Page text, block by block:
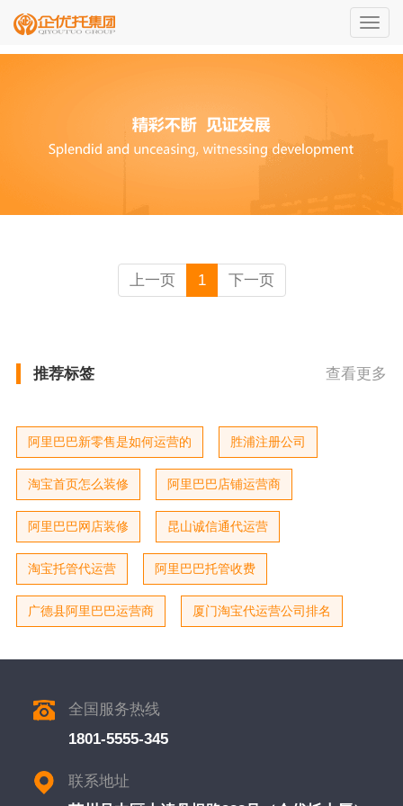
切
上一页 1 下一页
推荐标签 查看更多
阿里巴巴新零售是如何运营的 胜浦注册公司
淘宝首页怎么装修 阿里巴巴店铺运营商
阿里巴巴网店装修 昆山诚信通代运营
淘宝托管代运营 阿里巴巴托管收费
广德县阿里巴巴运营商 厦门淘宝代运营公司排名
全国服务热线
1801-5555-345
联系地址